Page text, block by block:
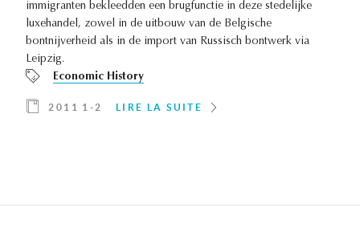
immigranten bekleedden een brugfunctie in deze stedelijke
luxehandel, zowel in de uitbouw van de Belgische
bontnijverheid als in de import van Russisch bontwerk via
Leipzig.
Economic History
2011 1-2 LIRE LA SUITE